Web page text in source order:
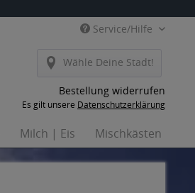
Service/Hilfe
Wähle Deine Stadt!
Bestellung widerrufen
Es gilt unsere Datenschutzerklärung
Milch | Eis Mischkästen